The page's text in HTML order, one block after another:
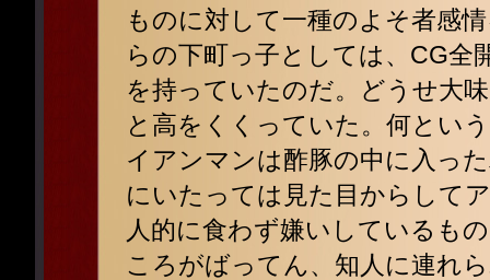
ものに対して一種のよそ者感
らの下町っ子としては、CG全
を持っていたのだ。どうせ大
と高をくくっていた。何とい
イアンマンは酢豚の中に入っ
にいたっては見た目からして
人的に食わず嫌いしているも
ころがばってん、知人に連れ